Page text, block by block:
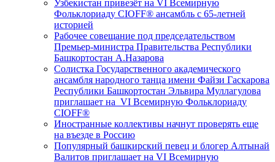
Узбекистан привезёт на VI Всемирную
Фольклориаду CIOFF®️ ансамбль с 65-летней
историей
Рабочее совещание под председательством
Премьер-министра Правительства Республики
Башкортостан А.Назарова
Солистка Государственного академического
ансамбля народного танца имени Файзи Гаскарова
Республики Башкортостан Эльвира Муллагулова
приглашает на VI Всемирную Фольклориаду
CIOFF®️
Иностранные коллективы начнут проверять еще
на въезде в Россию
Популярный башкирский певец и блогер Алтынай
Валитов приглашает на VI Всемирную